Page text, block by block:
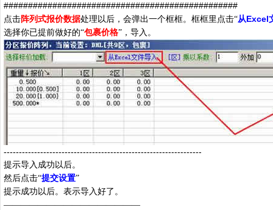
################################################
点击阵列式报价数据处理以后，会弹出一个框框。框框里点击“从Excel
选择你已提前做好的“包裹价格”，导入。
-----------------------------------------------------------------
提示导入成功以后。
然后点击“提交设置”
提示成功以后。表示导入好了。
————————————————